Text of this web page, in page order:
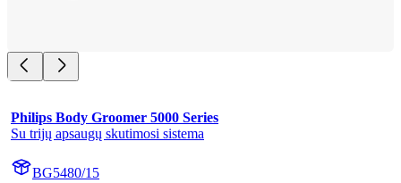
Philips Body Groomer 5000 Series
Su trijų apsaugų skutimosi sistema
BG5480/15